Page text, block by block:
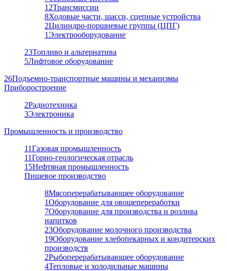
12Трансмиссии
8Ходовые части, шасси, сцепные устройства
2Цилиндро-поршневые группы (ЦПГ)
1Электрооборудование
23Топливо и альтернатива
5Лифтовое оборудование
26Подъемно-транспортные машины и механизмы
Приборостроение
2Радиотехника
3Электроника
Промышленность и производство
11Газовая промышленность
11Горно-геологическая отрасль
15Нефтяная промышленность
Пищевое производство
8Мясоперерабатывающее оборудование
1Оборудование для овощепереработки
7Оборудование для производства и розлива
напитков
23Оборудование молочного производства
19Оборудование хлебопекарных и кондитерских
производств
2Рыбоперерабатывающее оборудование
4Тепловые и холодильные машины